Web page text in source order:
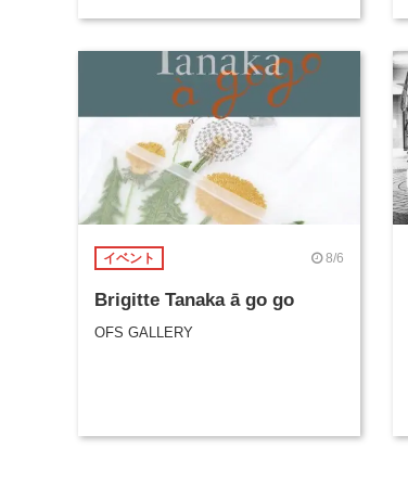
イベント 8/6
Brigitte Tanaka ā go go
OFS GALLERY